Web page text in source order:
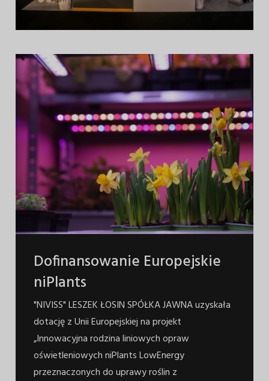
Dofinansowanie Europejskie
niPlants
"NIVISS" LESZEK ŁOSIN SPÓŁKA JAWNA uzyskała
dotację z Unii Europejskiej na projekt
„Innowacyjna rodzina liniowych opraw
oświetleniowych niPlants LowEnergy
przeznaczonych do uprawy roślin z